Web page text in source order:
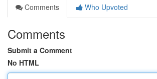
Comments
Who Upvoted
Comments
Submit a Comment
No HTML